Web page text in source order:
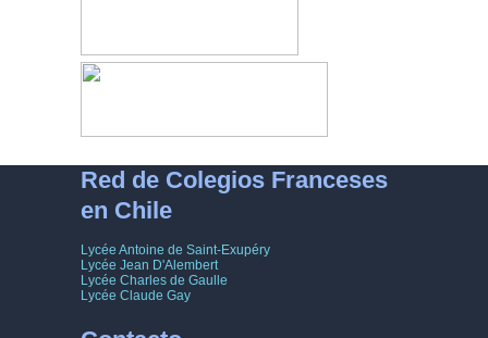
Red de Colegios Franceses
en Chile
Lycée Antoine de Saint-Exupéry
Lycée Jean D'Alembert
Lycée Charles de Gaulle
Lycée Claude Gay